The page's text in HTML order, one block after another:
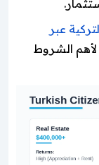
عبر
الشروط